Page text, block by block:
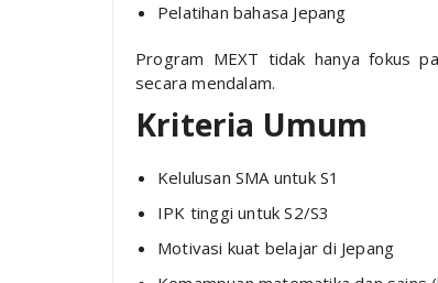
Pelatihan bahasa Jepang
Program MEXT tidak hanya fokus
secara mendalam.
Kriteria Umum
Kelulusan SMA untuk S1
IPK tinggi untuk S2/S3
Motivasi kuat belajar di Jepang